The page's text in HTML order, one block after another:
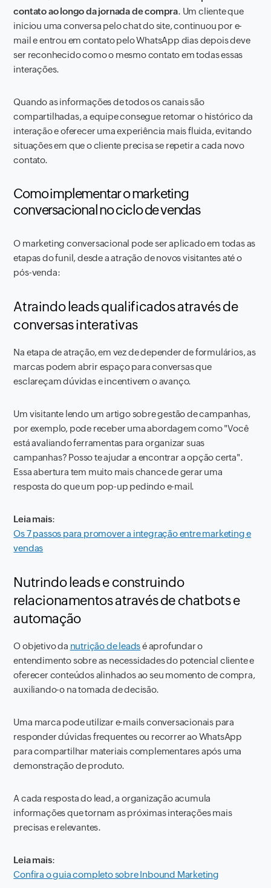
contato ao longo da jornada de compra. Um cliente que
iniciou uma conversa pelo chat do site, continuou por e-
mail e entrou em contato pelo WhatsApp dias depois deve
ser reconhecido como o mesmo contato em todas essas
interações.
Quando as informações de todos os canais são
compartilhadas, a equipe consegue retomar o histórico da
interação e oferecer uma experiência mais fluida, evitando
situações em que o cliente precisa se repetir a cada novo
contato.
Como implementar o marketing
conversacional no ciclo de vendas
O marketing conversacional pode ser aplicado em todas as
etapas do funil, desde a atração de novos visitantes até o
pós-venda:
Atraindo leads qualificados através de
conversas interativas
Na etapa de atração, em vez de depender de formulários, as
marcas podem abrir espaço para conversas que
esclareçam dúvidas e incentivem o avanço.
Um visitante lendo um artigo sobre gestão de campanhas,
por exemplo, pode receber uma abordagem como "Você
está avaliando ferramentas para organizar suas
campanhas? Posso te ajudar a encontrar a opção certa".
Essa abertura tem muito mais chance de gerar uma
resposta do que um pop-up pedindo e-mail.
Leia mais:
Os 7 passos para promover a integração entre marketing e
vendas
Nutrindo leads e construindo
relacionamentos através de chatbots e
automação
O objetivo da nutrição de leadsé aprofundar o
entendimento sobre as necessidades do potencial cliente e
oferecer conteúdos alinhados ao seu momento de compra,
auxiliando-o na tomada de decisão.
Uma marca pode utilizar e-mails conversacionais para
responder dúvidas frequentes ou recorrer ao WhatsApp
para compartilhar materiais complementares após uma
demonstração de produto.
A cada resposta do lead, a organização acumula
informações que tornam as próximas interações mais
precisas e relevantes.
Leia mais:
Confira o guia completo sobre Inbound Marketing